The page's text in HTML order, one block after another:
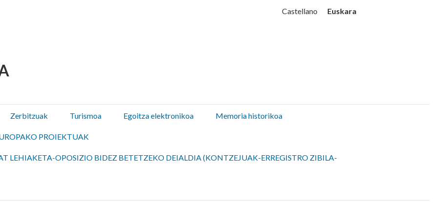
Castellano Euskara
Zerbitzuak Turismoa Egoitza elektronikoa Memoria historikoa
PROIEKTUAK
LEHIAKETA-OPOSIZIO BIDEZ BETETZEKO DEIALDIA (KONTZEJUAK-ERREGISTRO ZIBILA-